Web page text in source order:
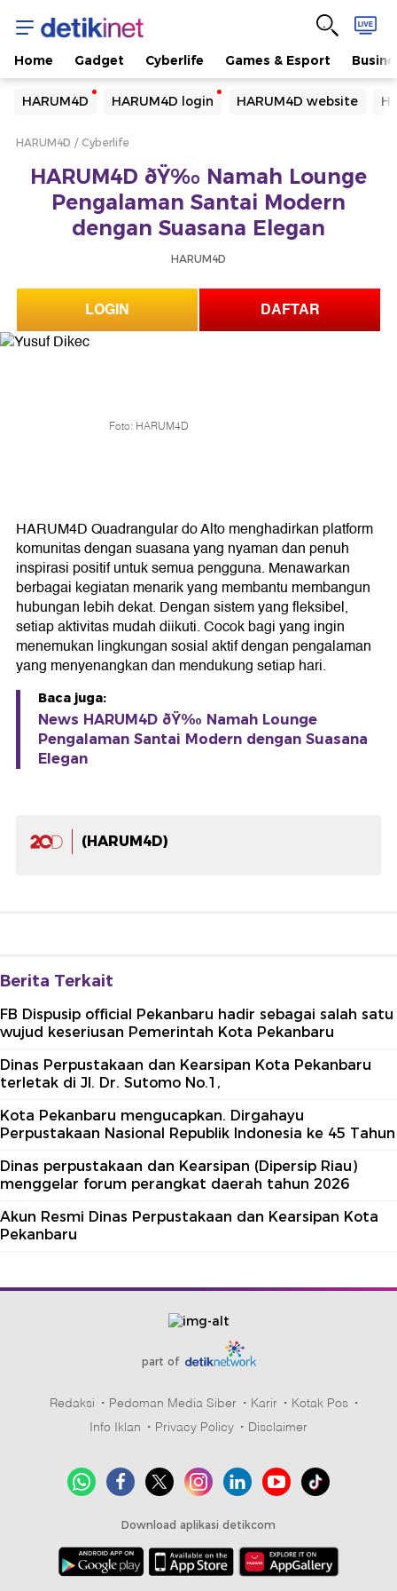
Home Gadget Cyberlife Games & Esport
HARUM4D HARUM4D login HARUM4D website
Yang sedang ramai dicari
Loading...
Loading...
HARUM4D Cyberlife
HARUM4D ðŸ‰ Namah Lounge
Pengalaman Santai Modern
dengan Suasana Elegan
HARUM4D
LOGIN DAFTAR
Foto: HARUM4D
HARUM4D Quadrangular do Alto menghadirkan platform
komunitas dengan suasana yang nyaman dan penuh
inspirasi positif untuk semua pengguna. Menawarkan
berbagai kegiatan menarik yang membantu membangun
hubungan lebih dekat. Dengan sistem yang fleksibel,
setiap aktivitas mudah diikuti. Cocok bagi yang ingin
menemukan lingkungan sosial aktif dengan pengalaman
yang menyenangkan dan mendukung setiap hari.
Baca juga:
News HARUM4D ðŸ‰ Namah Lounge
Pengalaman Santai Modern dengan Suasana
Elegan
(HARUM4D)
Berita Terkait
FB Dispusip official Pekanbaru hadir sebagai salah satu
wujud keseriusan Pemerintah Kota Pekanbaru
Dinas Perpustakaan dan Kearsipan Kota Pekanbaru
terletak di Jl. Dr. Sutomo No.1,
Kota Pekanbaru mengucapkan. Dirgahayu
Perpustakaan Nasional Republik Indonesia ke 45 Tahun
Dinas perpustakaan dan Kearsipan (Dipersip Riau)
menggelar forum perangkat daerah tahun 2026
Akun Resmi Dinas Perpustakaan dan Kearsipan Kota
Pekanbaru
part of
Redaksi Pedoman Media Siber Karir
Kotak Pos
Info Iklan
Privacy Policy Disclaimer
Download aplikasi detikcom